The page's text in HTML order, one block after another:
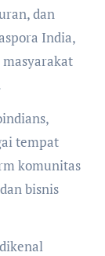
dan
India,
tempat
komunitas
bisnis